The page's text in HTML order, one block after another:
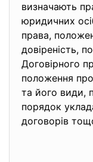
визначають
юридичних
права,
довіреність,
Договірного
положення
та його види,
порядок
договорів